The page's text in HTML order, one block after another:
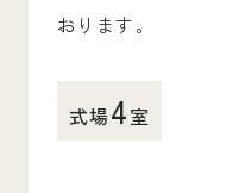
おります。
式場4室